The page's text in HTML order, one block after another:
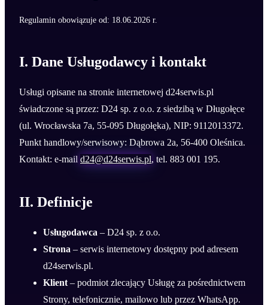
Regulamin obowiązuje od: 18.06.2026 r.
I. Dane Usługodawcy i kontakt
Usługi opisane na stronie internetowej d24serwis.pl
świadczone są przez: D24 sp. z o.o. z siedzibą w Długołęce
(ul. Wrocławska 7a, 55-095 Długołęka), NIP: 9112013372.
Punkt handlowy/serwisowy: Dąbrowa 2a, 56-400 Oleśnica.
Kontakt: e-mail d24@d24serwis.pl, tel. 883 001 195.
II. Definicje
Usługodawca – D24 sp. z o.o.
Strona – serwis internetowy dostępny pod adresem
d24serwis.pl.
Klient – podmiot zlecający Usługę za pośrednictwem
Strony, telefonicznie, mailowo lub przez WhatsApp.